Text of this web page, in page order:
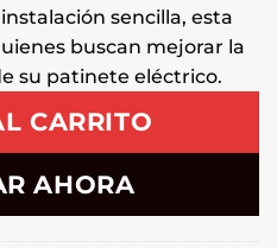
sencilla, esta
buscan mejorar la
su patinete eléctrico.
CARRITO
AHORA